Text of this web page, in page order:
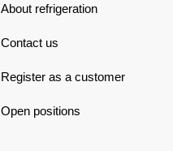
About refrigeration
Contact us
Register as a customer
Open positions